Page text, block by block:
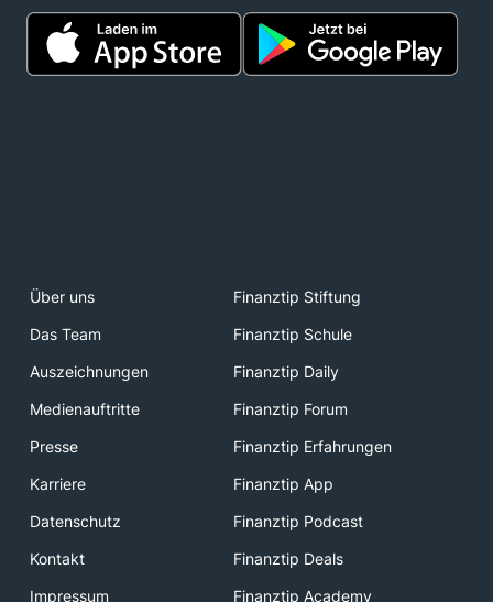
Über uns
Finanztip Stiftung
Das Team
Finanztip Schule
Auszeichnungen
Finanztip Daily
Medienauftritte
Finanztip Forum
Presse
Finanztip Erfahrungen
Karriere
Finanztip App
Datenschutz
Finanztip Podcast
Kontakt
Finanztip Deals
Impressum
Finanztip Academy